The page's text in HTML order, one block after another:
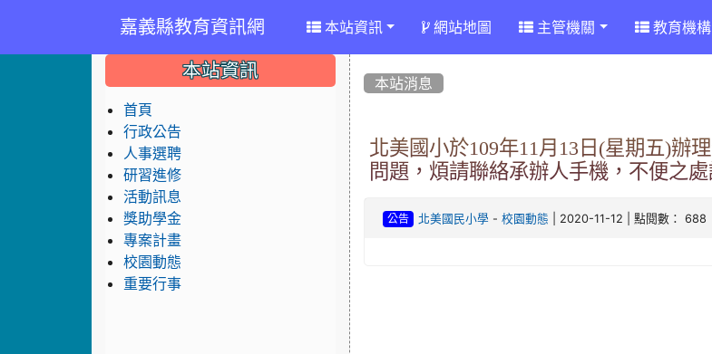
嘉義縣教育資訊網 本站資訊 網站地圖 主管機關 教育機構
本站消息
北美國小於109年11月13日(星期五)辦
問題，煩請聯絡承辦人手機，不便之處
公告 北美國民小學 - 校園動態 | 2020-11-12 | 點閱數： 688
::: 本站資訊
首頁
行政公告
人事選聘
研習進修
活動訊息
獎助學金
專案計畫
校園動態
重要行事